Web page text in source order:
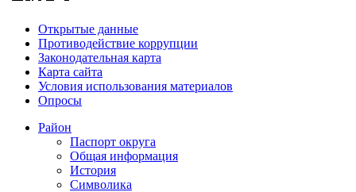
Открытые данные
Противодействие коррупции
Законодательная карта
Карта сайта
Условия использования материалов
Опросы
Район
Паспорт округа
Общая информация
История
Символика